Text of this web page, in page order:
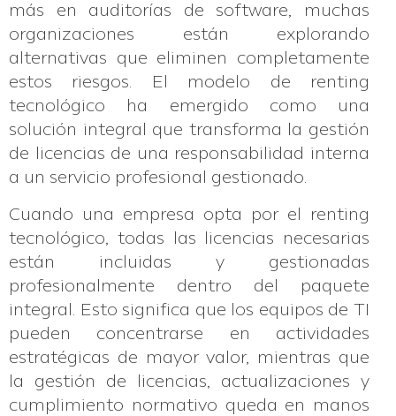
más en auditorías de software, muchas
organizaciones están explorando
alternativas que eliminen completamente
estos riesgos. El modelo de renting
tecnológico ha emergido como una
solución integral que transforma la gestión
de licencias de una responsabilidad interna
a un servicio profesional gestionado.
Cuando una empresa opta por el renting
tecnológico, todas las licencias necesarias
están incluidas y gestionadas
profesionalmente dentro del paquete
integral. Esto significa que los equipos de TI
pueden concentrarse en actividades
estratégicas de mayor valor, mientras que
la gestión de licencias, actualizaciones y
cumplimiento normativo queda en manos